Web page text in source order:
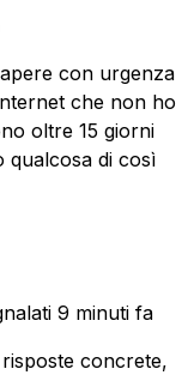
con urgenza
che non ho
oltre 15 giorni
qualcosa di così
9 minuti fa
concrete,